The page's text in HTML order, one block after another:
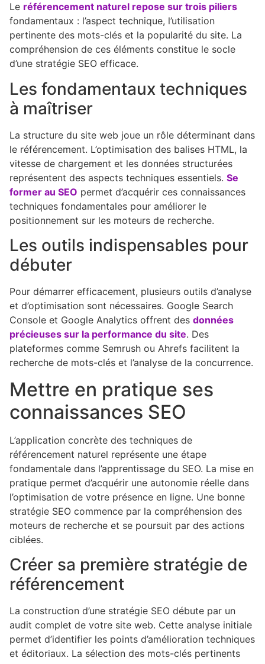
Le référencement naturel repose sur trois piliers
fondamentaux : l’aspect technique, l’utilisation
pertinente des mots-clés et la popularité du site. La
compréhension de ces éléments constitue le socle
d’une stratégie SEO efficace.
Les fondamentaux techniques
à maîtriser
La structure du site web joue un rôle déterminant dans
le référencement. L’optimisation des balises HTML, la
vitesse de chargement et les données structurées
représentent des aspects techniques essentiels. Se
former au SEO permet d’acquérir ces connaissances
techniques fondamentales pour améliorer le
positionnement sur les moteurs de recherche.
Les outils indispensables pour
débuter
Pour démarrer efficacement, plusieurs outils d’analyse
et d’optimisation sont nécessaires. Google Search
Console et Google Analytics offrent des données
précieuses sur la performance du site. Des
plateformes comme Semrush ou Ahrefs facilitent la
recherche de mots-clés et l’analyse de la concurrence.
Mettre en pratique ses
connaissances SEO
L’application concrète des techniques de
référencement naturel représente une étape
fondamentale dans l’apprentissage du SEO. La mise en
pratique permet d’acquérir une autonomie réelle dans
l’optimisation de votre présence en ligne. Une bonne
stratégie SEO commence par la compréhension des
moteurs de recherche et se poursuit par des actions
ciblées.
Créer sa première stratégie de
référencement
La construction d’une stratégie SEO débute par un
audit complet de votre site web. Cette analyse initiale
permet d’identifier les points d’amélioration techniques
et éditoriaux. La sélection des mots-clés pertinents